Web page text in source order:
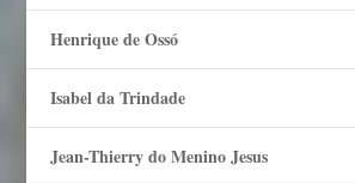
Henrique de Ossó
Isabel da Trindade
Jean-Thierry do Menino Jesus